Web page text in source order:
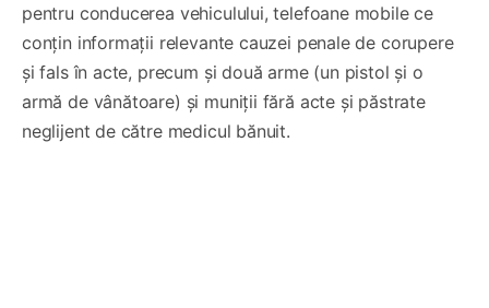
pentru conducerea vehiculului, telefoane mobile ce
conțin informații relevante cauzei penale de corupere
și fals în acte, precum și două arme (un pistol și o
armă de vânătoare) și muniții fără acte și păstrate
neglijent de către medicul bănuit.